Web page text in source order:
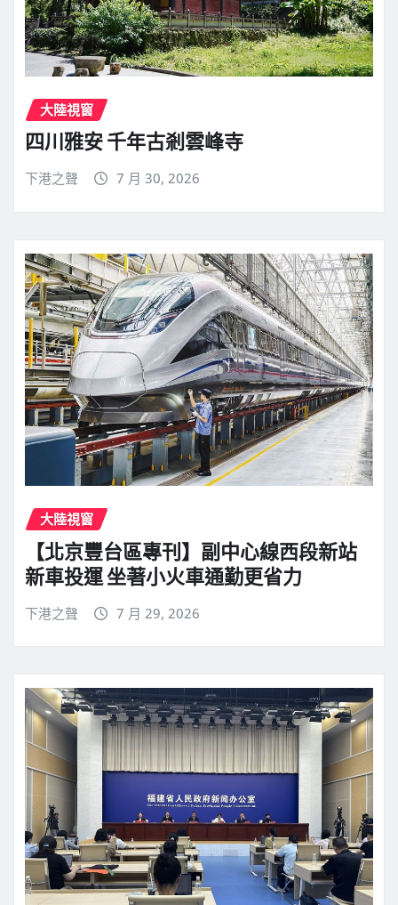
大陸視窗
四川雅安 千年古剎雲峰寺
下港之聲 7 月 30, 2026
大陸視窗
【北京豐台區專刊】副中心線西段新站
新車投運 坐著小火車通勤更省力
下港之聲 7 月 29, 2026